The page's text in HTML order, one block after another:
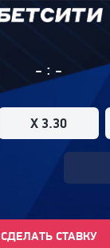
- : -
X 3.30
СДЕЛАТЬ СТАВКУ